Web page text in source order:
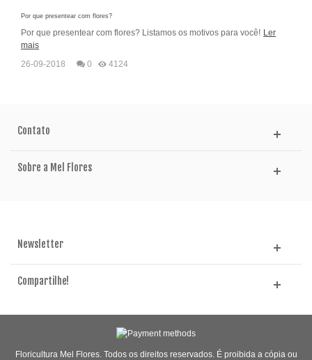
Por que presentear com flores?
Por que presentear com flores? Listamos os motivos para você! Ler
mais
26-09-2018
0 4124
Contato
Sobre a Mel Flores
Newsletter
Compartilhe!
Floricultura Mel Flores. Todos os direitos reservados. É proibida a cópia ou